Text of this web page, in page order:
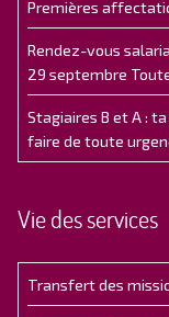
Premières
Rendez-vous
29 septembre
Stagiaires B et A :
faire de toute
Vie des services
Transfert des